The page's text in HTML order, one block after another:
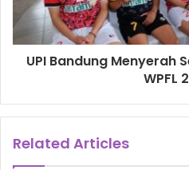
UPI Bandung Menyerah
WPFL
Related Articles